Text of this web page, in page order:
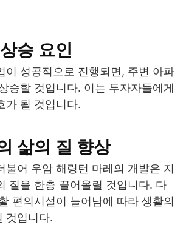
승 요인
이 성공적으로 진행되면, 주변 아파
승할 것입니다. 이는 투자자들에게
가 될 것입니다.
삶의 질 향상
불어 우암 해링턴 마레의 개발은 지
질을 한층 끌어올릴 것입니다. 다
편의시설이 늘어남에 따라 생활의
것입니다.